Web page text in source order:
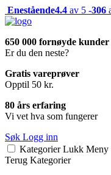
Enestående4.4 av 5 -306
650 000 fornøyde kunder
Er du den neste?
Gratis vareprøver
Opptil 50 kr.
80 års erfaring
Vi vet hva som fungerer
Søk Logg inn
Kategorier Lukk Meny
Terug Kategorier